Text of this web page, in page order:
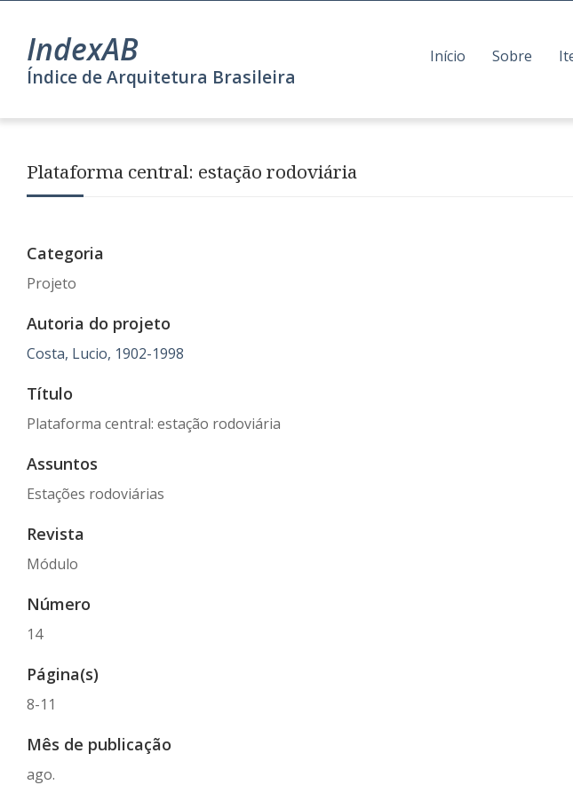
IndexAB
Índice de Arquitetura Brasileira
Início Sobre
Plataforma central: estação rodoviária
Categoria
Projeto
Autoria do projeto
Costa, Lucio, 1902-1998
Título
Plataforma central: estação rodoviária
Assuntos
Estações rodoviárias
Revista
Módulo
Número
14
Página(s)
8-11
Mês de publicação
ago.